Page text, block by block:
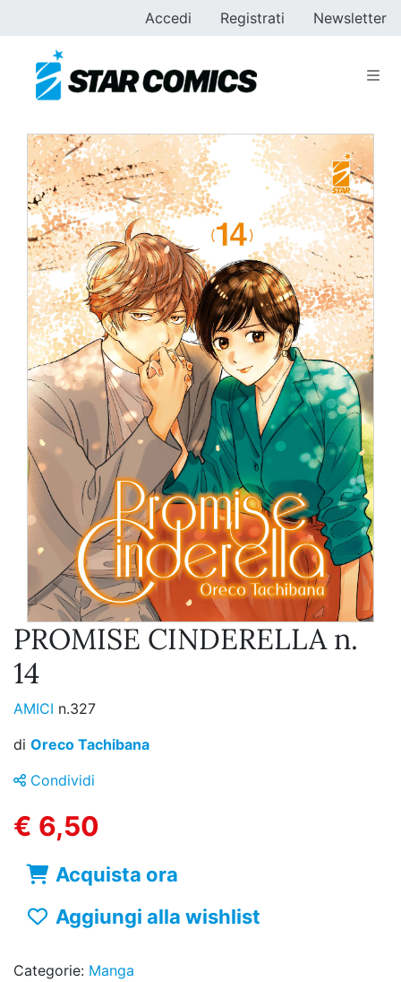
Accedi Registrati Newsletter
PROMISE CINDERELLA n.
14
AMICI n.327
di Oreco Tachibana
Condividi
€ 6,50
Acquista ora
Aggiungi alla wishlist
Categorie: Manga